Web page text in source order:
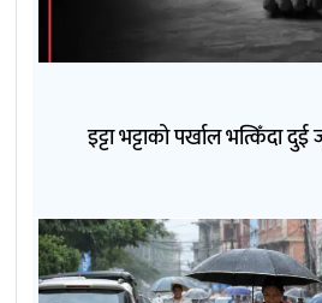
इट्टा भट्टाको पर्खाल भत्किँदा